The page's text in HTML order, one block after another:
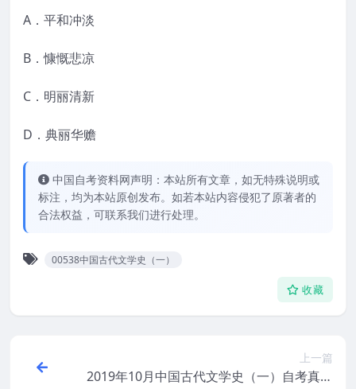
A．平和冲淡
B．慷慨悲凉
C．明丽清新
D．典丽华赡
中国自考资料网声明：本站所有文章，如无特殊说明或
标注，均为本站原创发布。如若本站内容侵犯了原著者的
合法权益，可联系我们进行处理。
00538中国古代文学史（一）
收藏
上一篇
2019年10月中国古代文学史（一）自考真题